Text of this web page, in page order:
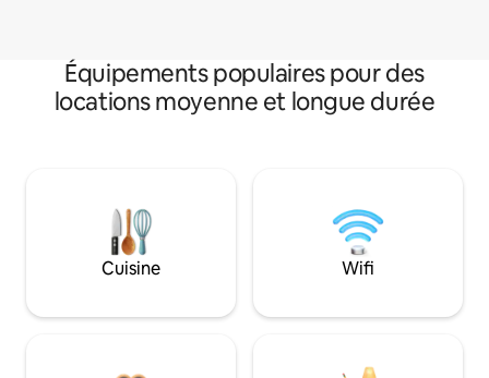
Équipements populaires pour des
locations moyenne et longue durée
Cuisine Wifi